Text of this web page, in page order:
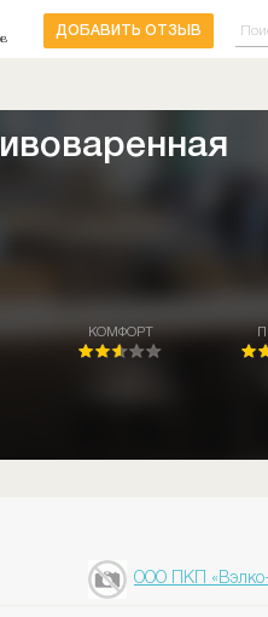
ДОБАВИТЬ ОТЗЫВ
КОМФОРТ
ООО ПКП